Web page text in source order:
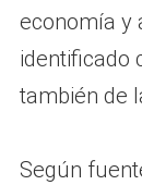
economía y
identificado
también de
Según